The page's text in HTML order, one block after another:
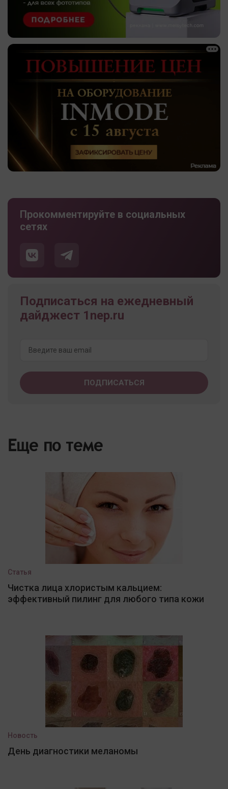
Прокомментируйте в социальных
сетях
Подписаться на ежедневный
дайджест 1nep.ru
Еще по теме
Статья
Чистка лица хлористым кальцием:
эффективный пилинг для любого типа кожи
Новость
День диагностики меланомы